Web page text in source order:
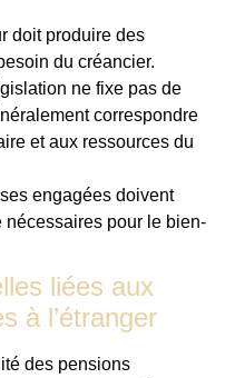
doit produire des
du créancier.
ne fixe pas de
correspondre
et aux ressources du
engagées doivent
nécessaires pour le bien-
liées aux
à l’étranger
des pensions